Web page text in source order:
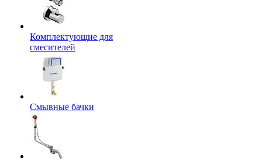
Комплектующие для
смесителей
Смывные бачки